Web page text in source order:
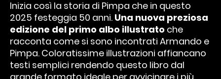
Inizia così la storia di Pimpa che in questo
2025 festeggia 50 anni. Una nuova preziosa
edizione del primo albo illustrato che
racconta come si sono incontrati Armando e
Pimpa. Coloratissime illustrazioni affiancano
testi semplici rendendo questo libro dal